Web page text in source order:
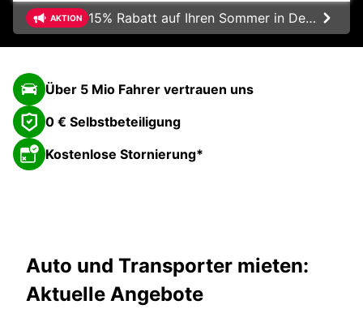
AKTION 15% Rabatt auf Ihren Sommer in Deutschland
Über 5 Mio Fahrer vertrauen uns
0 € Selbstbeteiligung
Kostenlose Stornierung*
Auto und Transporter mieten:
Aktuelle Angebote